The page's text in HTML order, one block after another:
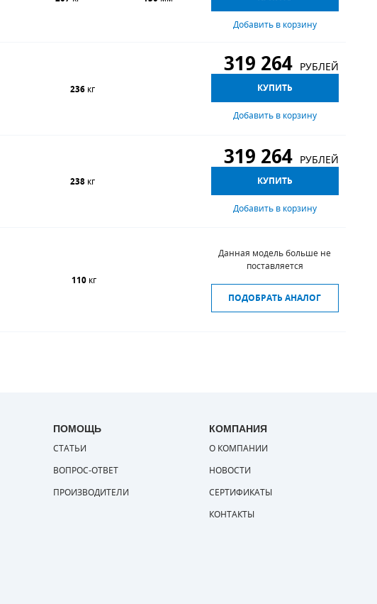
Добавить в корзину
236 кг
319 264 РУБЛЕЙ
КУПИТЬ
Добавить в корзину
238 кг
319 264 РУБЛЕЙ
КУПИТЬ
Добавить в корзину
110 кг
Данная модель больше не
поставляется
ПОДОБРАТЬ АНАЛОГ
ПОМОЩЬ
СТАТЬИ
ВОПРОС-ОТВЕТ
ПРОИЗВОДИТЕЛИ
КОМПАНИЯ
О КОМПАНИИ
НОВОСТИ
СЕРТИФИКАТЫ
КОНТАКТЫ